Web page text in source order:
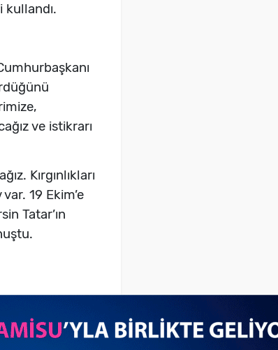
kullandı.
ve istikrarı
Kırgınlıkları
19 Ekim’e
Tatar’ın